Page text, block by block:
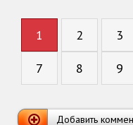
1 2 3
7 8 9
Добавить